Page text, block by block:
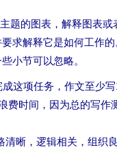
题的图表，解释图表
求解释它是如何工作
小节可以忽略。
这项任务，作文至少
费时间，因为总的写作
清晰，逻辑相关，组织